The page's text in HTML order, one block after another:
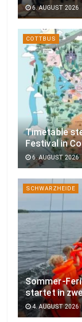
6. AUGUST 2026
COTTBUS
Timetable
Festival in
6. AUGUST 2026
SCHWARZHEIDE
Sommer-
startet in
4. AUGUST 2026